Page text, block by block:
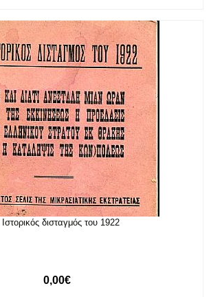
δισταγμός του 1922
0,00€